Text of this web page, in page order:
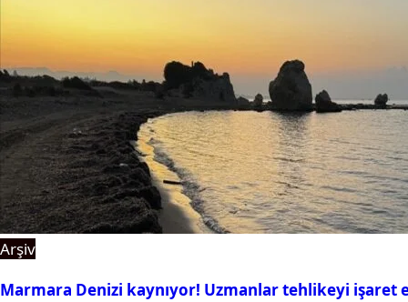
Arşiv
Marmara Denizi kaynıyor! Uzmanlar tehlikeyi işaret